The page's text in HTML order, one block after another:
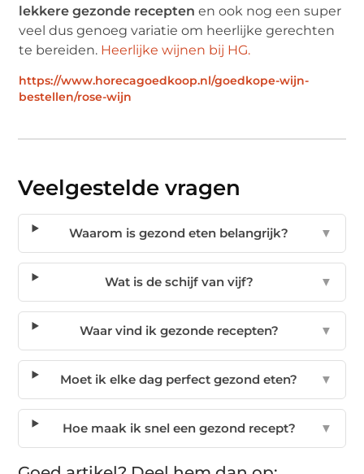
lekkere gezonde recepten en ook nog een super
veel dus genoeg variatie om heerlijke gerechten
te bereiden. Heerlijke wijnen bij HG.
https://www.horecagoedkoop.nl/goedkope-wijn-
bestellen/rose-wijn
Veelgestelde vragen
Waarom is gezond eten belangrijk? ▼
Wat is de schijf van vijf? ▼
Waar vind ik gezonde recepten? ▼
Moet ik elke dag perfect gezond eten? ▼
Hoe maak ik snel een gezond recept? ▼